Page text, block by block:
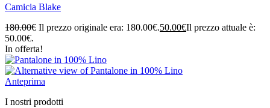
Camicia Blake
180.00€ Il prezzo originale era: 180.00€.50.00€Il prezzo attuale è:
50.00€.
In offerta!
Anteprima
I nostri prodotti